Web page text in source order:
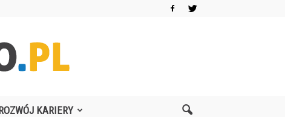
ROZWÓJ KARIERY